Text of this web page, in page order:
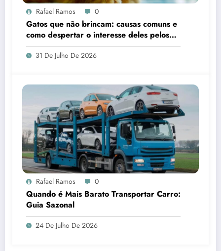
Rafael Ramos 0
Gatos que não brincam: causas comuns e
como despertar o interesse deles pelos
brinquedos
31 De Julho De 2026
Rafael Ramos 0
Quando é Mais Barato Transportar Carro:
Guia Sazonal
24 De Julho De 2026